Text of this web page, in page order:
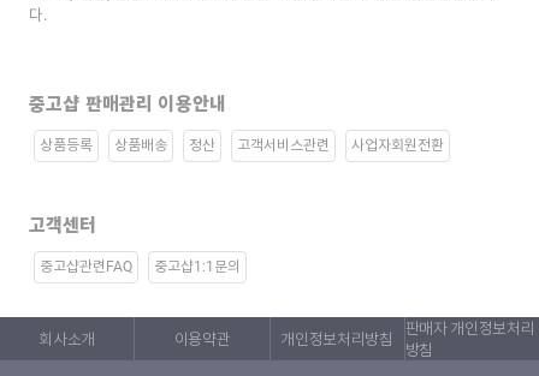
다.
중고샵 판매관리 이용안내
상품등록 상품배송 정산 고객서비스관련 사업자회원전환
고객센터
중고샵관련FAQ 중고샵1:1문의
회사소개 이용약관 개인정보처리방침
판매자 개인정보처리
방침